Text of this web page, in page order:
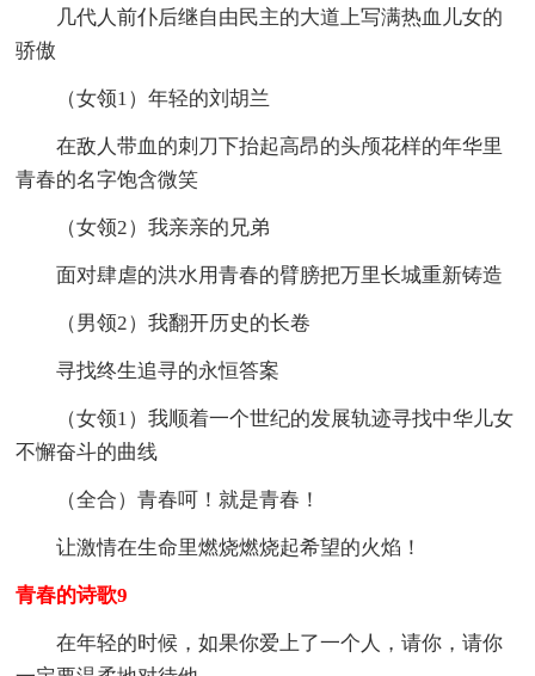
几代人前仆后继自由民主的大道上写满热血儿女的
骄傲
（女领1）年轻的刘胡兰
在敌人带血的刺刀下抬起高昂的头颅花样的年华里
青春的名字饱含微笑
（女领2）我亲亲的兄弟
面对肆虐的洪水用青春的臂膀把万里长城重新铸造
（男领2）我翻开历史的长卷
寻找终生追寻的永恒答案
（女领1）我顺着一个世纪的发展轨迹寻找中华儿女
不懈奋斗的曲线
（全合）青春呵！就是青春！
让激情在生命里燃烧燃烧起希望的火焰！
青春的诗歌9
在年轻的时候，如果你爱上了一个人，请你，请你